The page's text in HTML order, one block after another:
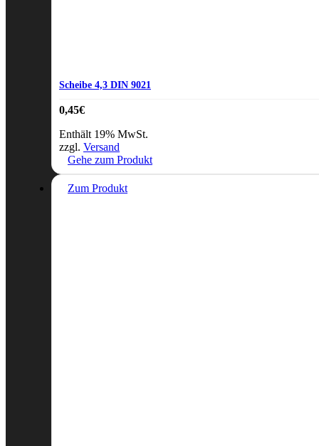
Scheibe 4,3 DIN 9021
0,45€
Enthält 19% MwSt.
zzgl. Versand
Gehe zum Produkt
Zum Produkt